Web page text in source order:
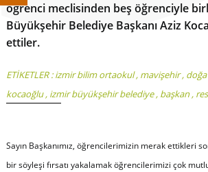
öğrenci meclisinden beş öğrenciyle
Büyükşehir Belediye Başkanı Aziz
ettiler.
ETİKETLER :izmir bilim ortaokul, mavişehir,
kocaoğlu, izmir büyükşehir belediye, başkan,
Sayın Başkanımız, öğrencilerimizin merak ettikleri
bir söyleşi fırsatı yakalamak öğrencilerimizi çok